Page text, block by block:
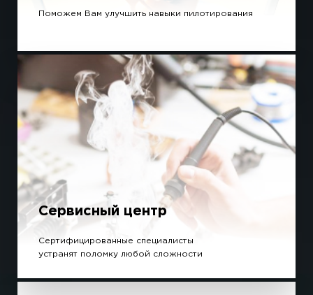
Поможем Вам улучшить навыки пилотирования
Сервисный центр
Сертифицированные специалисты
устранят поломку любой сложности